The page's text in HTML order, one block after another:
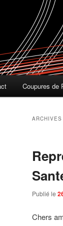
Coupures de
ARCHIVES
Publié le
Chers